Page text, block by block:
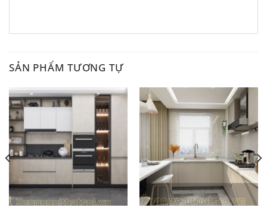
SẢN PHẨM TƯƠNG TỰ